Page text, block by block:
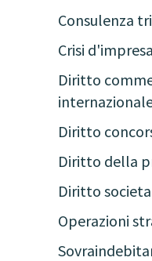
Consulenza
Crisi d'impresa
Diritto
Diritto
Diritto della
Diritto
Operazioni